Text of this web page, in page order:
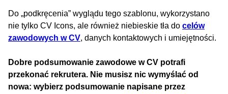
Do „podkręcenia” wyglądu tego szablonu, wykorzystano
nie tylko CV Icons, ale również niebieskie tła do celów
zawodowych w CV, danych kontaktowych i umiejętności.
Dobre podsumowanie zawodowe w CV potrafi
przekonać rekrutera. Nie musisz nic wymyślać od
nowa: wybierz podsumowanie napisane przez